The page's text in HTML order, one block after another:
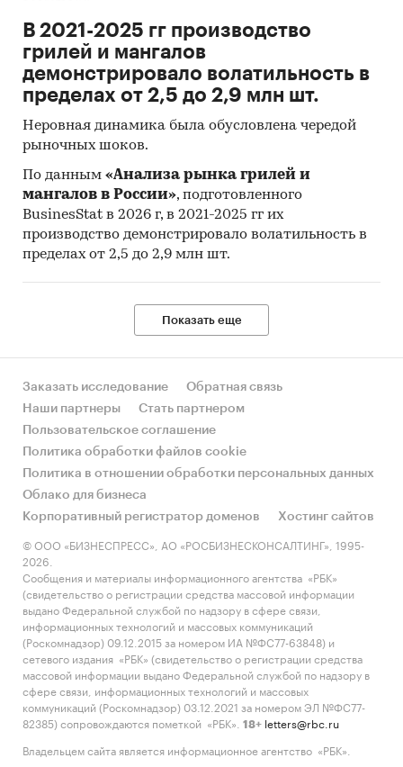
В 2021-2025 гг производство
грилей и мангалов
демонстрировало волатильность в
пределах от 2,5 до 2,9 млн шт.
Неровная динамика была обусловлена чередой
рыночных шоков.
По данным «Анализа рынка грилей и
мангалов в России», подготовленного
BusinesStat в 2026 г, в 2021-2025 гг их
производство демонстрировало волатильность в
пределах от 2,5 до 2,9 млн шт.
Показать еще
Заказать исследование
Обратная связь
Наши партнеры
Стать партнером
Пользовательское соглашение
Политика обработки файлов cookie
Политика в отношении обработки персональных данных
Облако для бизнеса
Корпоративный регистратор доменов
Хостинг сайтов
© ООО «БИЗНЕСПРЕСС», АО «РОСБИЗНЕСКОНСАЛТИНГ», 1995-
2026.
Сообщения и материалы информационного агентства «РБК»
(свидетельство о регистрации средства массовой информации
выдано Федеральной службой по надзору в сфере связи,
информационных технологий и массовых коммуникаций
(Роскомнадзор) 09.12.2015 за номером ИА №ФС77-63848) и
сетевого издания «РБК» (свидетельство о регистрации средства
массовой информации выдано Федеральной службой по надзору в
сфере связи, информационных технологий и массовых
коммуникаций (Роскомнадзор) 03.12.2021 за номером ЭЛ №ФС77-
82385) сопровождаются пометкой «РБК».
18+ letters@rbc.ru
Владельцем сайта является информационное агентство «РБК».